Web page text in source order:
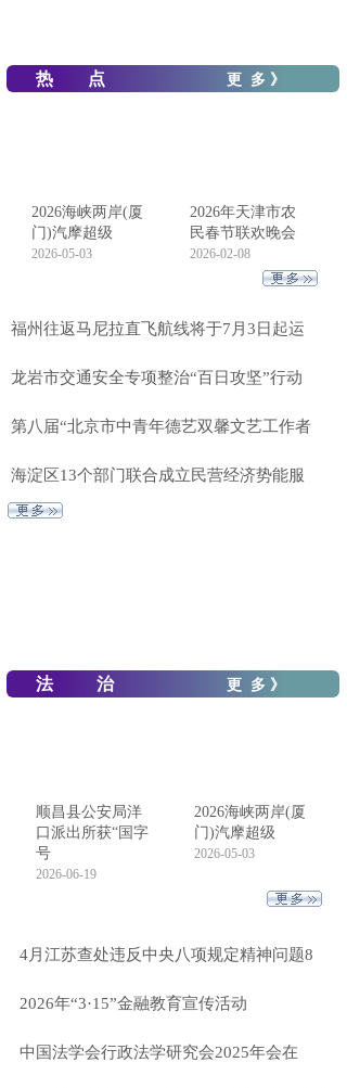
热 点 更 多 》
2026海峡两岸(厦
门)汽摩超级
2026-05-03
2026年天津市农
民春节联欢晚会
2026-02-08
福州往返马尼拉直飞航线将于7月3日起运
龙岩市交通安全专项整治“百日攻坚”行动
第八届“北京市中青年德艺双馨文艺工作者
海淀区13个部门联合成立民营经济势能服
法 治 更 多 》
顺昌县公安局洋
口派出所获“国字
号
2026-06-19
2026海峡两岸(厦
门)汽摩超级
2026-05-03
4月江苏查处违反中央八项规定精神问题8
2026年“3·15”金融教育宣传活动
中国法学会行政法学研究会2025年会在